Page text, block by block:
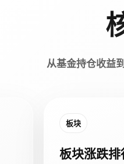
从基金持仓收益
板块
板块涨跌排